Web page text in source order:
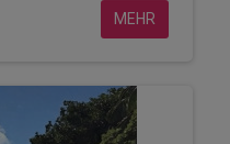
MEHR